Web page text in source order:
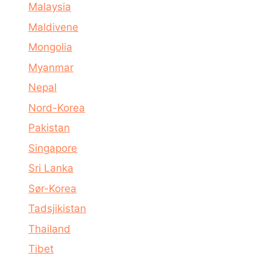
Malaysia
Maldivene
Mongolia
Myanmar
Nepal
Nord-Korea
Pakistan
Singapore
Sri Lanka
Sør-Korea
Tadsjikistan
Thailand
Tibet